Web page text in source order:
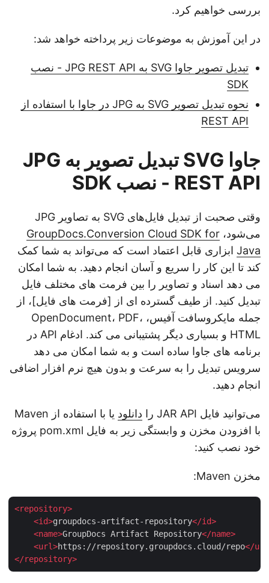
بررسی خواهیم کرد.
در این آموزش به موضوعات زیر پرداخته خواهد شد:
تبدیل تصویر جاوا SVG به JPG REST API - نصب
SDK
نحوه تبدیل تصویر SVG به JPG در جاوا با استفاده از
REST API
جاوا SVG تبدیل تصویر به JPG
REST API - نصب SDK
وقتی صحبت از تبدیل فایل‌های SVG به تصاویر JPG
می‌شود،GroupDocs.Conversion Cloud SDK for
Javaابزاری قابل اعتماد است که می‌تواند به شما کمک
کند تا این کار را سریع و آسان انجام دهید. به شما امکان
می دهد اسناد و تصاویر را بین فرمت های مختلف فایل
تبدیل کنید. از طیف گسترده ای از [فرمت های فایل]، از
جمله مایکروسافت آفیس، OpenDocument، PDF،
HTML و بسیاری دیگر پشتیبانی می کند. ادغام API در
برنامه های جاوا ساده است و به شما امکان می دهد
سرویس تبدیل را به سرعت و بدون هیچ نرم افزار اضافی
انجام دهید.
می‌توانید فایل JAR API را دانلود
یا با استفاده از Maven
با افزودن مخزن و وابستگی زیر به فایل pom.xml پروژه
خود نصب کنید:
مخزن Maven:
<repository
<id>groupdocs-artifact-repository</id
<name>GroupDocs Artifact Repository</name
<url>https://repository.groupdocs.cloud/repo</
</repository